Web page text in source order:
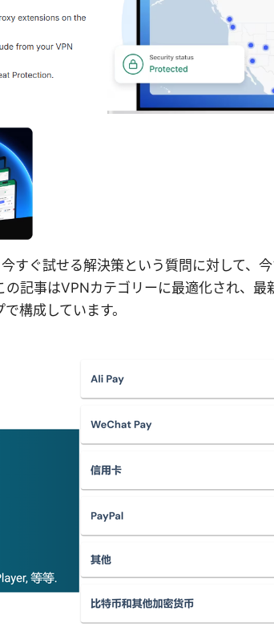
すぐ試せる解決策という質問に対して、
記事はVPNカテゴリーに最適化され、最
構成しています。